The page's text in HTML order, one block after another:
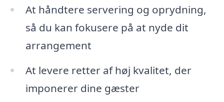
At håndtere servering og oprydning,
så du kan fokusere på at nyde dit
arrangement
At levere retter af høj kvalitet, der
imponerer dine gæster